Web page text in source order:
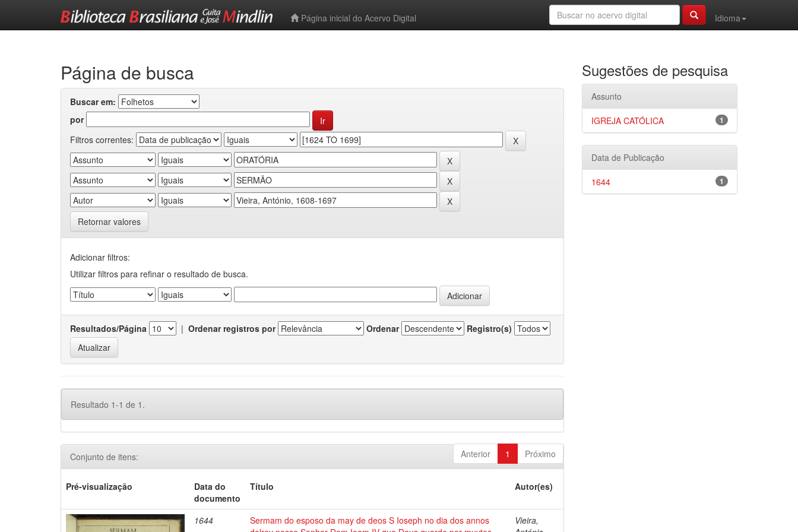
Página inicial do Acervo Digital
Idioma
Página de busca
Buscar em:
por
Filtros correntes:
Retornar valores
Adicionar filtros:
Utilizar filtros para refinar o resultado de busca.
Resultados/Página | Ordenar registros por Ordenar Registro(s)
Resultado 1-1 de 1.
Anterior 1 Próximo
Conjunto de itens:
Pré-visualização
Data do
documento
Título Autor(es)
1644
Sermam do esposo da may de deos S Ioseph no dia dos annos
Vieira,
Sugestões de pesquisa
Assunto
1
IGREJA CATÓLICA
Data de Publicação
1
1644